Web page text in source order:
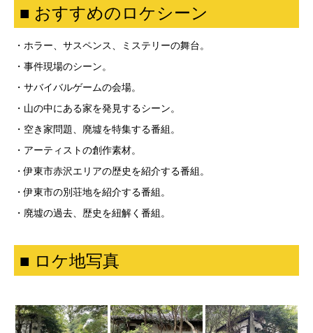
■ おすすめのロケシーン
・ホラー、サスペンス、ミステリーの舞台。
・事件現場のシーン。
・サバイバルゲームの会場。
・山の中にある家を発見するシーン。
・空き家問題、廃墟を特集する番組。
・アーティストの創作素材。
・伊東市赤沢エリアの歴史を紹介する番組。
・伊東市の別荘地を紹介する番組。
・廃墟の過去、歴史を紐解く番組。
■ ロケ地写真